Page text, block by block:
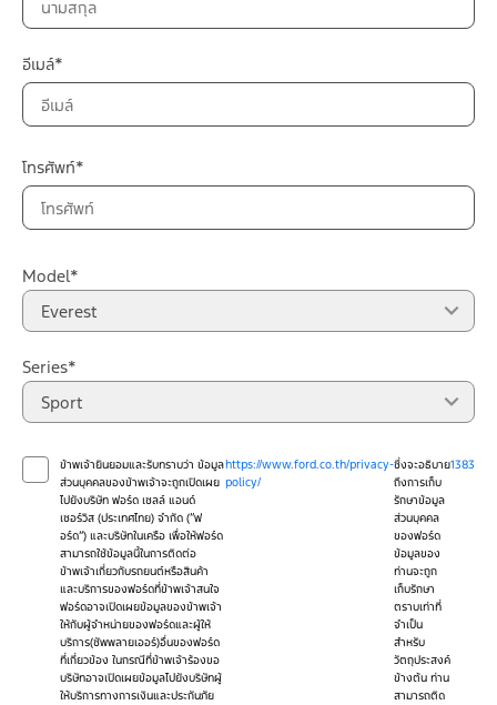
อีเมล์*
โทรศัพท์*
Model*
Everest
Series*
Sport
ข้าพเจ้ายินยอมและรับทราบว่า ข้อมูล
ส่วนบุคคลของข้าพเจ้าจะถูกเปิดเผย
ไปยังบริษัท ฟอร์ด เซลล์ แอนด์
เซอร์วิส (ประเทศไทย) จำกัด (“ฟ
อร์ด”) และบริษัทในเครือ เพื่อให้ฟอร์ด
สามารถใช้ข้อมูลนี้ในการติดต่อ
ข้าพเจ้าเกี่ยวกับรถยนต์หรือสินค้า
และบริการของฟอร์ดที่ข้าพเจ้าสนใจ
ฟอร์ดอาจเปิดเผยข้อมูลของข้าพเจ้า
ให้กับผู้จำหน่ายของฟอร์ดและผู้ให้
บริการ(ซัพพลายเออร์)อื่นของฟอร์ด
ที่เกี่ยวข้อง ในกรณีที่ข้าพเจ้าร้องขอ
บริษัทอาจเปิดเผยข้อมูลไปยังบริษัทผู้
ให้บริการทางการเงินและประกันภัย
https://www.ford.co.th/privacy-
policy/
ซึ่งจะอธิบาย
ถึงการเก็บ
รักษาข้อมูล
ส่วนบุคคล
ของฟอร์ด
ข้อมูลของ
ท่านจะถูก
เก็บรักษา
ตราบเท่าที่
จำเป็น
สำหรับ
วัตถุประสงค์
ข้างต้น ท่าน
สามารถติด
1383